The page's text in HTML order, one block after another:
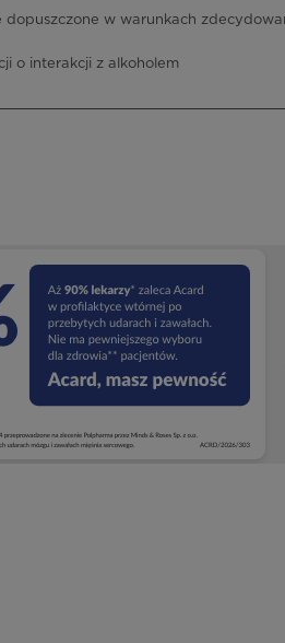
dopuszczone w warunkach
o interakcji z alkoholem